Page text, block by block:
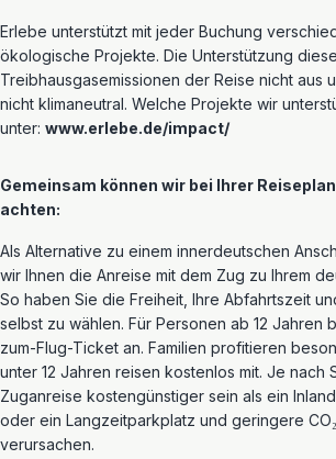
Erlebe unterstützt mit jeder Buchung
ökologische Projekte. Die Unterstützung
Treibhausgasemissionen der Reise nicht aus
nicht klimaneutral. Welche Projekte wir
unter: www.erlebe.de/impact/
Gemeinsam können wir bei Ihrer
achten:
Als Alternative zu einem innerdeutschen
wir Ihnen die Anreise mit dem Zug zu Ihrem
So haben Sie die Freiheit, Ihre Abfahrtszeit
selbst zu wählen. Für Personen ab 12 Jahren
zum-Flug-Ticket an. Familien profitieren
unter 12 Jahren reisen kostenlos mit. Je nach
Zuganreise kostengünstiger sein als ein
oder ein Langzeitparkplatz und geringere
verursachen.